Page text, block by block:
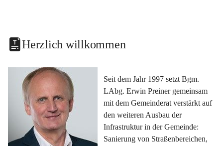
Herzlich willkommen
Seit dem Jahr 1997 setzt Bgm.
LAbg. Erwin Preiner gemeinsam
mit dem Gemeinderat verstärkt auf
den weiteren Ausbau der
Infrastruktur in der Gemeinde:
Sanierung von Straßenbereichen,